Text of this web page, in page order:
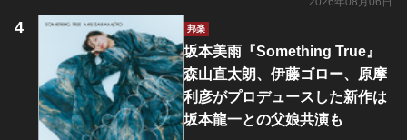
邦楽
坂本美雨『Something True』
森山直太朗、伊藤ゴロー、原摩
利彦がプロデュースした新作は
坂本龍一との父娘共演も